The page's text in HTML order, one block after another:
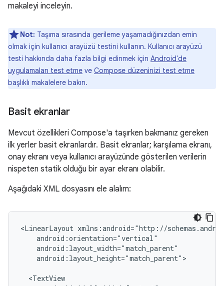
makaleyi inceleyin.
Not: Taşıma sırasında gerileme yaşamadığınızdan emin
olmak için kullanıcı arayüzü testini kullanın. Kullanıcı arayüzü
testi hakkında daha fazla bilgi edinmek için Android'de
uygulamaları test etme ve Compose düzeninizi test etme
başlıklı makalelere bakın.
Basit ekranlar
Mevcut özellikleri Compose'a taşırken bakmanız gereken
ilk yerler basit ekranlardır. Basit ekranlar; karşılama ekranı,
onay ekranı veya kullanıcı arayüzünde gösterilen verilerin
nispeten statik olduğu bir ayar ekranı olabilir.
Aşağıdaki XML dosyasını ele alalım:
<LinearLayout
android:layout_height="match_parent">